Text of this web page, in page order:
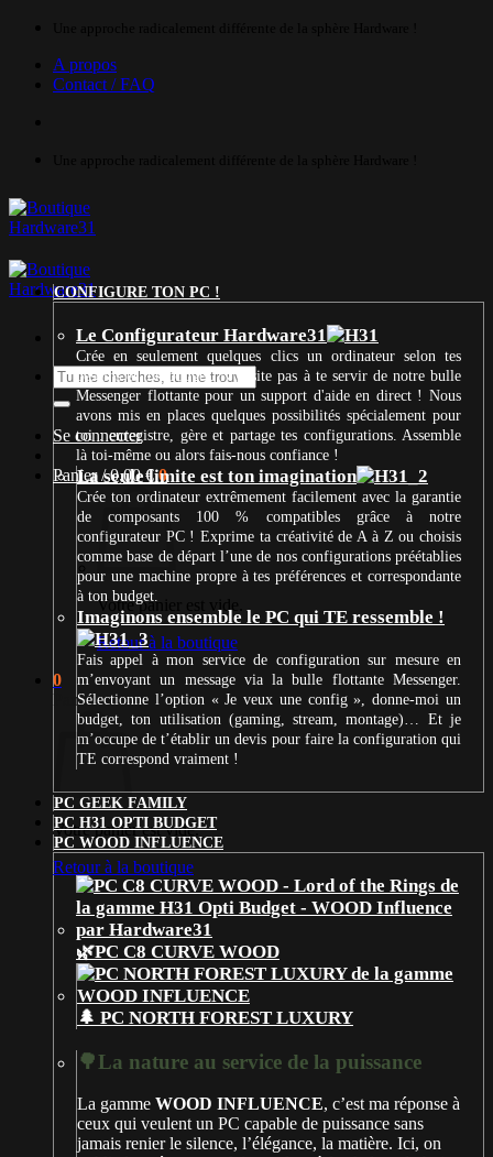
contenuA propos
Contact / FAQ
Recherche
pour :
Se connecter
Panier /0,00€ 0
Votre panier est vide.
Retour à la boutique
0
Panier
Votre panier est vide.
Retour à la boutique
CONFIGURE TON PC !
Le Configurateur Hardware31
Crée en seulement quelques clics un ordinateur selon tes
besoins et ton budget. N’hésite pas à te servir de notre bulle
Messenger flottante pour un support d'aide en direct ! Nous
avons mis en places quelques possibilités spécialement pour
toi : enregistre, gère et partage tes configurations. Assemble
là toi-même ou alors fais-nous confiance !
La seule limite est ton imagination
Crée ton ordinateur extrêmement facilement avec la garantie
de composants 100 % compatibles grâce à notre
configurateur PC ! Exprime ta créativité de A à Z ou choisis
comme base de départ l’une de nos configurations préétablies
pour une machine propre à tes préférences et correspondante
à ton budget.
Imaginons ensemble le PC qui TE ressemble !
Fais appel à mon service de configuration sur mesure en
m’envoyant un message via la bulle flottante Messenger.
Sélectionne l’option « Je veux une config », donne-moi un
budget, ton utilisation (gaming, stream, montage)… Et je
m’occupe de t’établir un devis pour faire la configuration qui
TE correspond vraiment !
PC GEEK FAMILY
PC H31 OPTI BUDGET
PC WOOD INFLUENCE
🌿PC C8 CURVE WOOD
🌲 PC NORTH FOREST LUXURY
🌳La nature au service de la puissance
La gamme WOOD INFLUENCE, c’est ma réponse à
ceux qui veulent un PC capable de puissance sans
jamais renier le silence, l’élégance, la matière. Ici, on